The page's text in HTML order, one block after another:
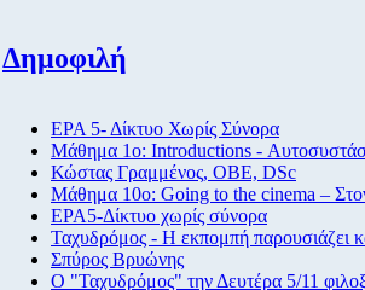
Δημοφιλή
ΕΡΑ 5- Δίκτυο Χωρίς Σύνορα
Μάθημα 1ο: Introductions -
Κώστας Γραμμένος, ΟΒΕ, DSc
Μάθημα 10ο: Going to the cinema –
ΕΡΑ5-Δίκτυο χωρίς σύνορα
Ταχυδρόμος - Η εκπομπή παρουσιάζει
Σπύρος Βρυώνης
Ο "Ταχυδρόμος" την Δευτέρα 5/11